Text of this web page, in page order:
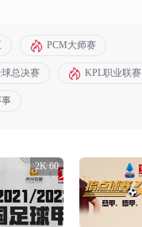
PCM大师赛
总决赛 KPL职业联赛
2K 60